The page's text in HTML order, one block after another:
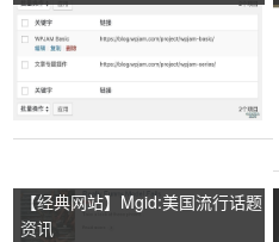
#话题标签# 转换成链接
【经典网站】Mgid:美国流行话题
资讯